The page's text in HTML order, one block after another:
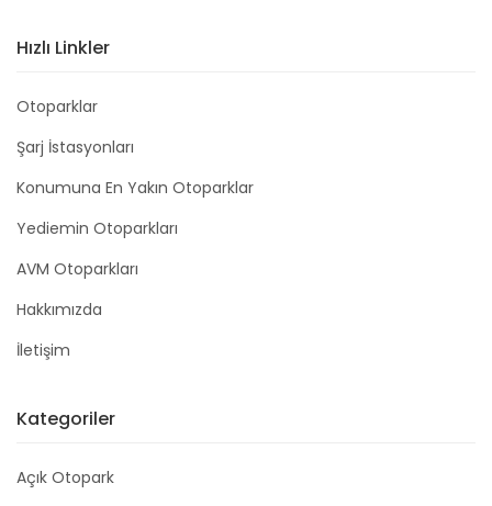
Hızlı Linkler
Otoparklar
Şarj İstasyonları
Konumuna En Yakın Otoparklar
Yediemin Otoparkları
AVM Otoparkları
Hakkımızda
İletişim
Kategoriler
Açık Otopark